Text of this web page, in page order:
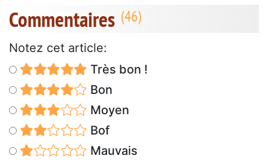
Commentaires
Notez cet article:
Très bon !
Bon
Moyen
Bof
Mauvais